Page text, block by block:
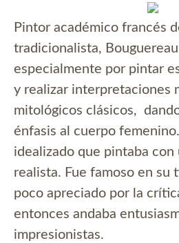
Pintor académico francés
tradicionalista,
especialmente por pintar
y realizar interpretaciones
mitológicos clásicos,
énfasis al cuerpo
idealizado que pintaba
realista. Fue famoso en su
poco apreciado por la
entonces andaba
impresionistas.